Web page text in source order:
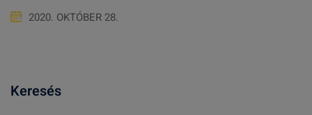
2020. OKTÓBER 28.
Keresés